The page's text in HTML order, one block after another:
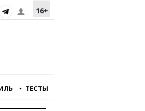
16+
ТЕСТЫ